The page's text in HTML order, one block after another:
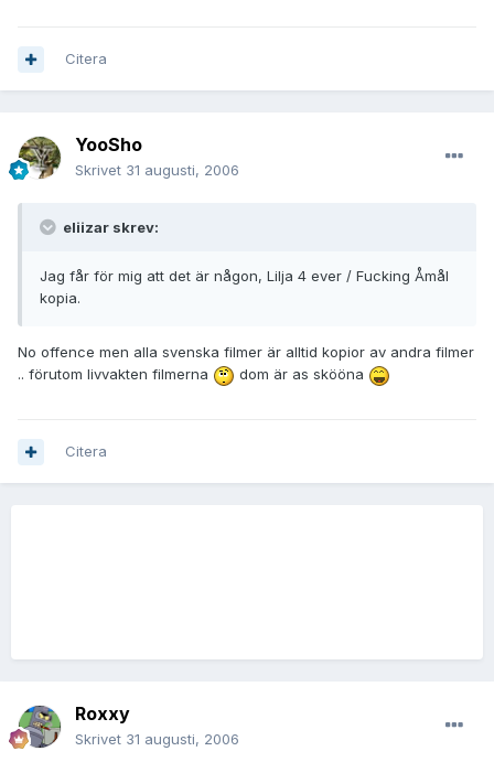
Citera
YooSho
Skrivet 31 augusti, 2006
eliizar skrev:
Jag får för mig att det är någon, Lilja 4 ever / Fucking Åmål
kopia.
No offence men alla svenska filmer är alltid kopior av andra filmer
.. förutom livvakten filmerna
dom är as skööna
Citera
Roxxy
Skrivet 31 augusti, 2006